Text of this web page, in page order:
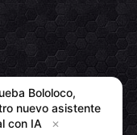
Bololoco,
nuevo asistente
con IA
✕